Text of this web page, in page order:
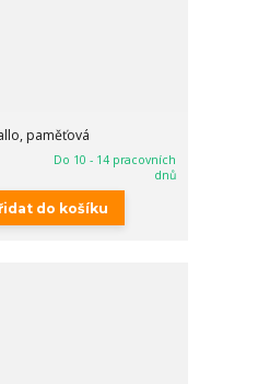
paměťová
Do 10 - 14 pracovních
dnů
do košíku